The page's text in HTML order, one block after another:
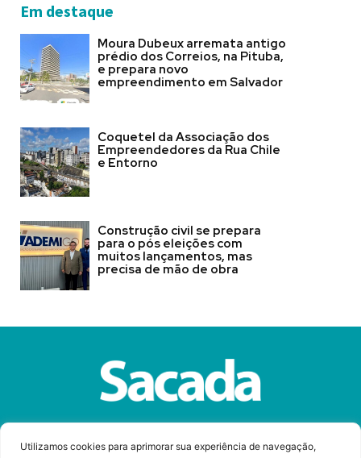
Utilizamos cookies para aprimorar sua experiência de navegação,
Em destaque
Moura Dubeux arremata antigo
prédio dos Correios, na Pituba,
e prepara novo
empreendimento em Salvador
Coquetel da Associação dos
Empreendedores da Rua Chile
e Entorno
Construção civil se prepara
para o pós eleições com
muitos lançamentos, mas
precisa de mão de obra